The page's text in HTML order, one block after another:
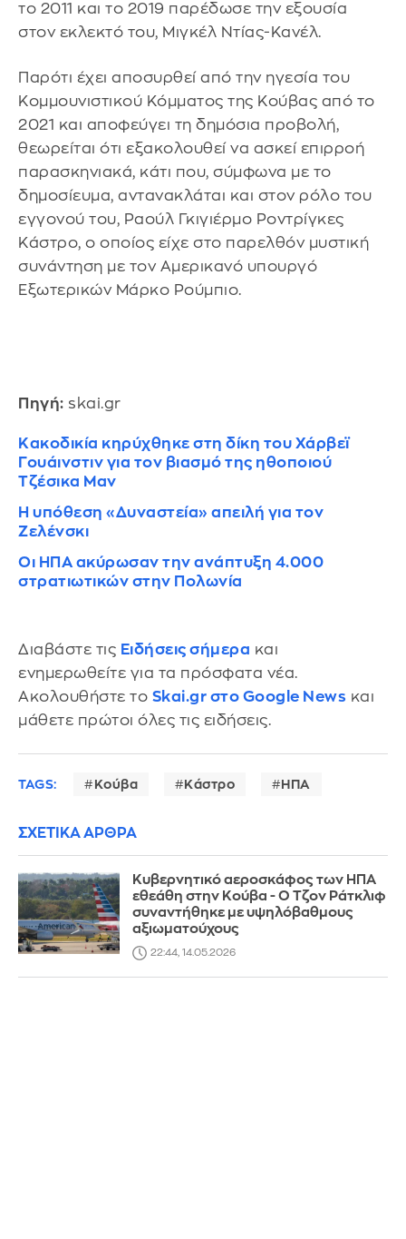
το 2011 και το 2019 παρέδωσε την εξουσία
στον εκλεκτό του, Μιγκέλ Ντίας-Κανέλ.
Παρότι έχει αποσυρθεί από την ηγεσία του
Κομμουνιστικού Κόμματος της Κούβας από το
2021 και αποφεύγει τη δημόσια προβολή,
θεωρείται ότι εξακολουθεί να ασκεί επιρροή
παρασκηνιακά, κάτι που, σύμφωνα με το
δημοσίευμα, αντανακλάται και στον ρόλο του
εγγονού του, Ραούλ Γκιγιέρμο Ροντρίγκες
Κάστρο, ο οποίος είχε στο παρελθόν μυστική
συνάντηση με τον Αμερικανό υπουργό
Εξωτερικών Μάρκο Ρούμπιο.
Πηγή: skai.gr
Κακοδικία κηρύχθηκε στη δίκη του Χάρβεϊ
Γουάινστιν για τον βιασμό της ηθοποιού
Τζέσικα Μαν
Η υπόθεση «Δυναστεία» απειλή για τον
Ζελένσκι
Οι ΗΠΑ ακύρωσαν την ανάπτυξη 4.000
στρατιωτικών στην Πολωνία
Διαβάστε τις Ειδήσεις σήμερα και
ενημερωθείτε για τα πρόσφατα νέα.
Ακολουθήστε το Skai.gr στο Google News και
μάθετε πρώτοι όλες τις ειδήσεις.
TAGS: Κούβα Κάστρο ΗΠΑ
ΣΧΕΤΙΚΑ ΑΡΘΡΑ
Κυβερνητικό αεροσκάφος των ΗΠΑ
εθεάθη στην Κούβα - Ο Τζον Ράτκλιφ
συναντήθηκε με υψηλόβαθμους
αξιωματούχους
22:44, 14.05.2026